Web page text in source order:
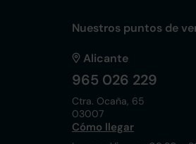
Nuestros puntos de
Alicante
965 026 229
Ctra. Ocaña, 65
03007
Cómo llegar